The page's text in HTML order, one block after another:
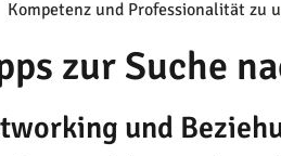
Kompetenz und Professionalität zu
zur Suche
und